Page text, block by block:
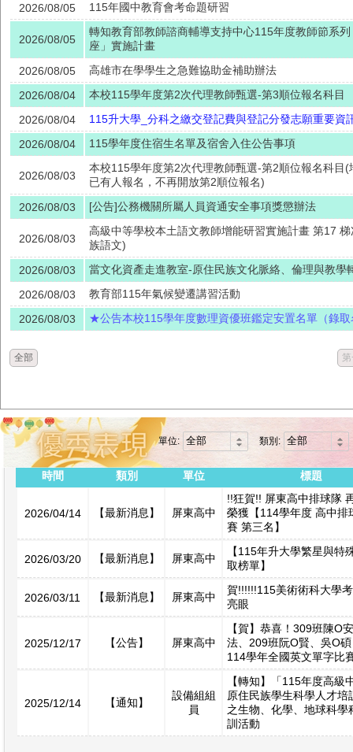
2026/08/05
115年國中教育會考命題研習
2026/08/05
轉知教育部教師諮商輔導支持中心115年度教師節系
座」實施計畫
2026/08/05
高雄市在學學生之急難協助金補助辦法
2026/08/04
本校115學年度第2次代理教師甄選-第3順位報名科目
2026/08/04
115升大學_分科之繳交登記費與登記分發志願重要資
2026/08/04
115學年度住宿生名單及宿舍入住公告事項
2026/08/03
本校115學年度第2次代理教師甄選-第2順位報名科目(
已有人報名，不再開放第2順位報名)
2026/08/03
[公告]公務機關所屬人員資通安全事項獎懲辦法
2026/08/03
高級中等學校本土語文教師增能研習實施計畫 第17
族語文)
2026/08/03
當文化資產走進教室-原住民族文化脈絡、倫理與教學
2026/08/03
教育部115年氣候變遷講習活動
2026/08/03
★公告本校115學年度數理資優班鑑定安置名單（錄取
全部
單位: 類別:
時間 類別 單位 標題
2026/04/14 【最新消息】 屏東高中
!!狂賀!! 屏東高中排球隊
榮獲【114學年度 高中排
賽 第三名】
2026/03/20 【最新消息】 屏東高中
【115年升大學繁星與特
取榜單】
2026/03/11 【最新消息】 屏東高中
賀!!!!!!115美術術科大學
亮眼
2025/12/17 【公告】 屏東高中
【賀】恭喜！309班陳O
法、209班阮O賢、吳O
114學年全國英文單字比
2025/12/14 【通知】
設備組組
員
【轉知】「115年度高級
原住民族學生科學人才培
之生物、化學、地球科學
訓活動